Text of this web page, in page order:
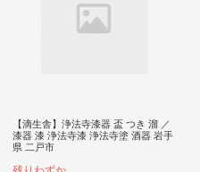
【滴生舎】浄法寺漆器 盃 つき 溜 ／
漆器 漆 浄法寺漆 浄法寺塗 酒器 岩手
県 二戸市